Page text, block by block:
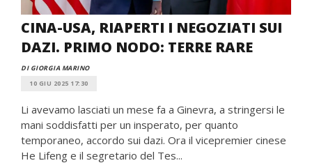
CINA-USA, RIAPERTI I NEGOZIATI SUI
DAZI. PRIMO NODO: TERRE RARE
DI GIORGIA MARINO
10 GIU 2025 17:30
Li avevamo lasciati un mese fa a Ginevra, a stringersi le
mani soddisfatti per un insperato, per quanto
temporaneo, accordo sui dazi. Ora il vicepremier cinese
He Lifeng e il segretario del Tes...